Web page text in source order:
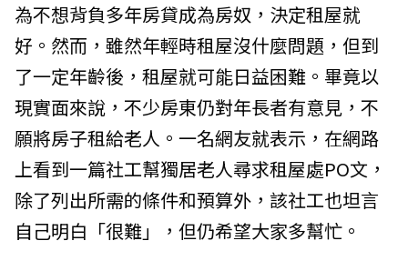
為不想背負多年房貸成為房奴，決定租屋就
好。然而，雖然年輕時租屋沒什麼問題，但到
了一定年齡後，租屋就可能日益困難。畢竟以
現實面來說，不少房東仍對年長者有意見，不
願將房子租給老人。一名網友就表示，在網路
上看到一篇社工幫獨居老人尋求租屋處PO文，
除了列出所需的條件和預算外，該社工也坦言
自己明白「很難」，但仍希望大家多幫忙。